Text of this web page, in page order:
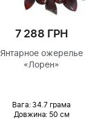
7 288 ГРН
Янтарное ожерелье
«Лорен»
Вага: 34.7 грама
Довжина: 50 см